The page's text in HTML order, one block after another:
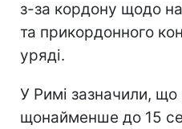
з-за кордону щодо
та прикордонного
уряді.
У Римі зазначили, що
щонайменше до 15